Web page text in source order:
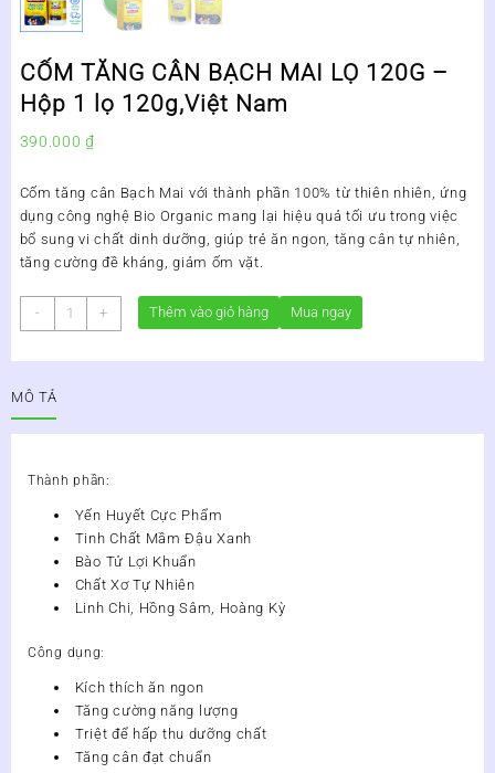
CỐM TĂNG CÂN BẠCH MAI LỌ 120G –
Hộp 1 lọ 120g,Việt Nam
390.000₫
Cốm tăng cân Bạch Mai với thành phần 100% từ thiên nhiên, ứng
dụng công nghệ Bio Organic mang lại hiệu quả tối ưu trong việc
bổ sung vi chất dinh dưỡng, giúp trẻ ăn ngon, tăng cân tự nhiên,
tăng cường đề kháng, giảm ốm vặt.
-
CỐM
TĂNG
MAI
LỌ
Hộp
1
lọ
120g,Việt
Nam
số
+ Thêm vào giỏ hàng Mua ngay
MÔ TẢ
Thành phần:
Yến Huyết Cực Phẩm
Tinh Chất Mầm Đậu Xanh
Bào Tử Lợi Khuẩn
Chất Xơ Tự Nhiên
Linh Chi, Hồng Sâm, Hoàng Kỳ
Công dụng:
Kích thích ăn ngon
Tăng cường năng lượng
Triệt để hấp thu dưỡng chất
Tăng cân đạt chuẩn